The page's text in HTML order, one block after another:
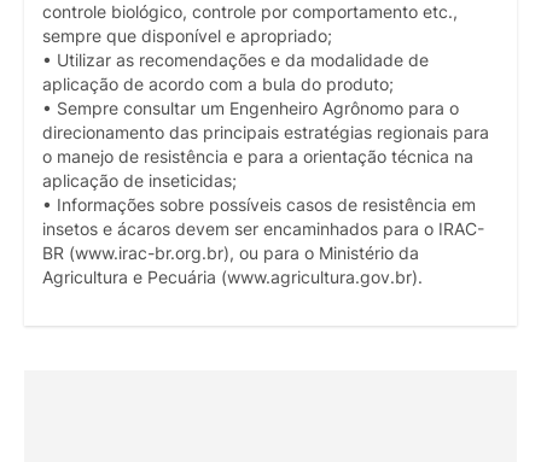
controle biológico, controle por comportamento etc.,
sempre que disponível e apropriado;
• Utilizar as recomendações e da modalidade de
aplicação de acordo com a bula do produto;
• Sempre consultar um Engenheiro Agrônomo para o
direcionamento das principais estratégias regionais para
o manejo de resistência e para a orientação técnica na
aplicação de inseticidas;
• Informações sobre possíveis casos de resistência em
insetos e ácaros devem ser encaminhados para o IRAC-
BR (www.irac-br.org.br), ou para o Ministério da
Agricultura e Pecuária (www.agricultura.gov.br).